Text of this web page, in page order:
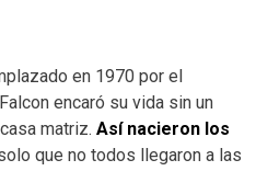
en 1970 por el
encaró su vida sin un
matriz. Así nacieron los
que no todos llegaron a las